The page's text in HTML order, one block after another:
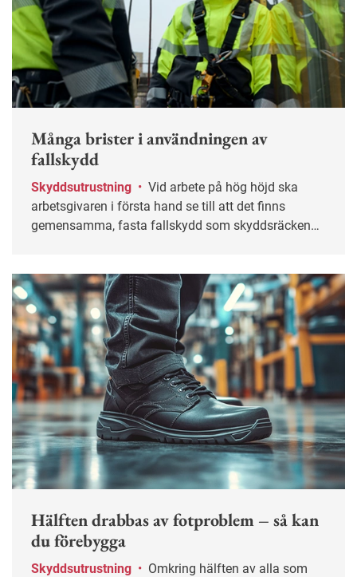
Många brister i användningen av
fallskydd
Skyddsutrustning •
arbetsgivaren i första hand se till att det finns
gemensamma, fasta fallskydd som skyddsräcken
visar en nationell inspektionsinsats som
Arbetsmiljöverket nyligen genomfört.
Hälften drabbas av fotproblem – så kan
du förebygga
Skyddsutrustning •